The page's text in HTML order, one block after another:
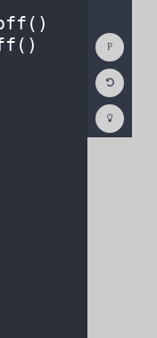
Code
How
To